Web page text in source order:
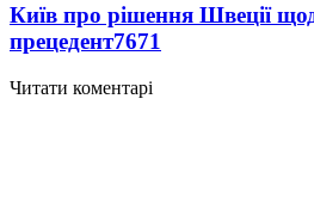
Київ про рішення Швеції
прецедент7671
Читати коментарі